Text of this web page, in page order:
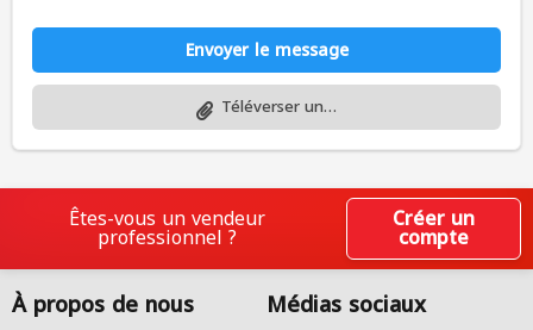
Envoyer le message
Téléverser un fichier
Êtes-vous un vendeur
professionnel ?
Créer un
compte
À propos de nous Médias sociaux